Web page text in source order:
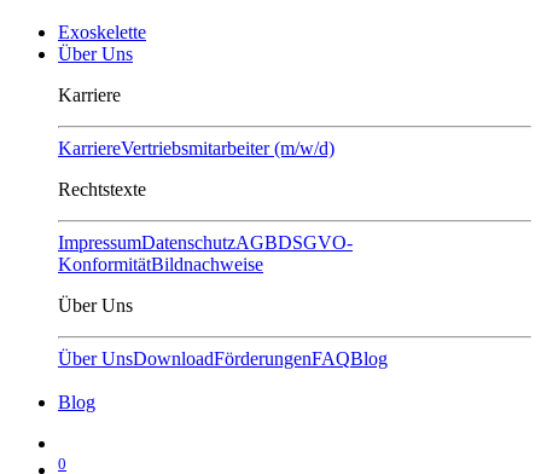
Exoskelette
Über Uns
Karriere
KarriereVertriebsmitarbeiter (m/w/d)
Rechtstexte
ImpressumDatenschutzAGBDSGVO-
KonformitätBildnachweise
Über Uns
Über UnsDownloadFörderungenFAQBlog
Blog
0